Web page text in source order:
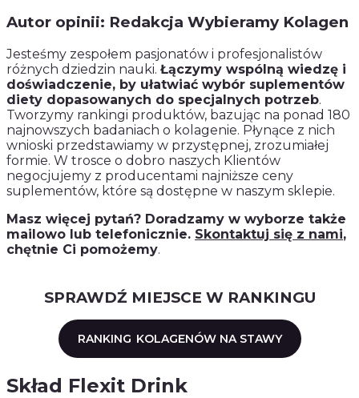
Autor opinii: Redakcja Wybieramy Kolagen
Jesteśmy zespołem pasjonatów i profesjonalistów
różnych dziedzin nauki. Łączymy wspólną wiedzę i
doświadczenie, by ułatwiać wybór suplementów
diety dopasowanych do specjalnych potrzeb.
Tworzymy rankingi produktów, bazując na ponad 180
najnowszych badaniach o kolagenie. Płynące z nich
wnioski przedstawiamy w przystępnej, zrozumiałej
formie. W trosce o dobro naszych Klientów
negocjujemy z producentami najniższe ceny
suplementów, które są dostępne w naszym sklepie.
Masz więcej pytań? Doradzamy w wyborze także
mailowo lub telefonicznie. Skontaktuj się z nami,
chętnie Ci pomożemy.
SPRAWDŹ MIEJSCE W RANKINGU
RANKING KOLAGENÓW NA STAWY
Skład Flexit Drink